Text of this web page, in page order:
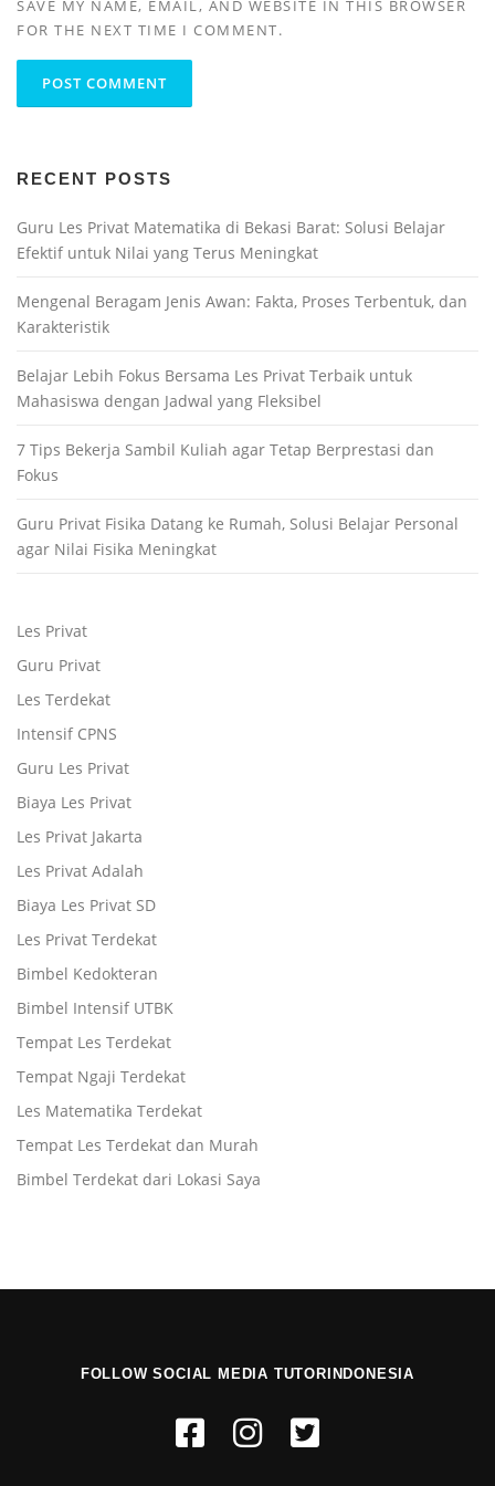
SAVE MY NAME, EMAIL, AND WEBSITE IN THIS BROWSER
FOR THE NEXT TIME I COMMENT.
RECENT POSTS
Guru Les Privat Matematika di Bekasi Barat: Solusi Belajar
Efektif untuk Nilai yang Terus Meningkat
Mengenal Beragam Jenis Awan: Fakta, Proses Terbentuk, dan
Karakteristik
Belajar Lebih Fokus Bersama Les Privat Terbaik untuk
Mahasiswa dengan Jadwal yang Fleksibel
7 Tips Bekerja Sambil Kuliah agar Tetap Berprestasi dan
Fokus
Guru Privat Fisika Datang ke Rumah, Solusi Belajar Personal
agar Nilai Fisika Meningkat
Les Privat
Guru Privat
Les Terdekat
Intensif CPNS
Guru Les Privat
Biaya Les Privat
Les Privat Jakarta
Les Privat Adalah
Biaya Les Privat SD
Les Privat Terdekat
Bimbel Kedokteran
Bimbel Intensif UTBK
Tempat Les Terdekat
Tempat Ngaji Terdekat
Les Matematika Terdekat
Tempat Les Terdekat dan Murah
Bimbel Terdekat dari Lokasi Saya
FOLLOW SOCIAL MEDIA TUTORINDONESIA